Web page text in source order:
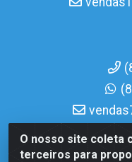
O nosso site coleta
terceiros para
Casa Norte LTDA -